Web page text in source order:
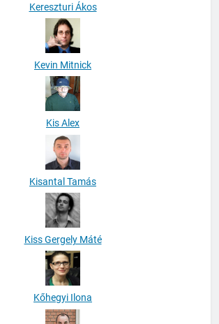
Kereszturi Ákos
Kevin Mitnick
Kis Alex
Kisantal Tamás
Kiss Gergely Máté
Kőhegyi Ilona